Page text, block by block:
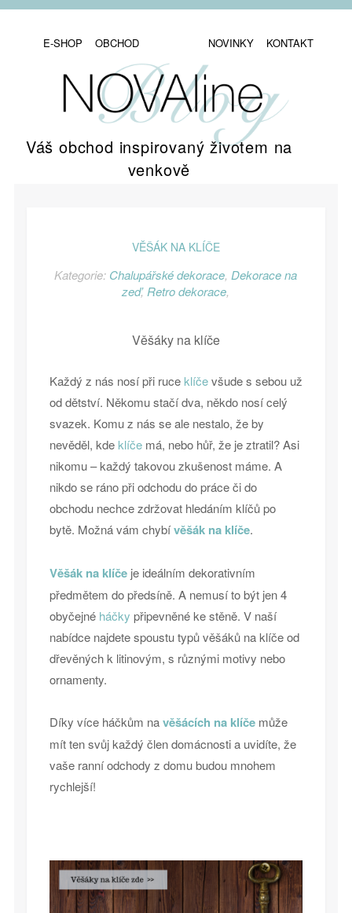
E-SHOP OBCHOD NOVINKY KONTAKT
Váš obchod inspirovaný životem na
venkově
VĚŠÁK NA KLÍČE
Kategorie: Chalupářské dekorace, Dekorace na
zeď, Retro dekorace,
Věšáky na klíče
Každý z nás nosí při ruce klíčevšude s sebou už
od dětství. Někomu stačí dva, někdo nosí celý
svazek. Komu z nás se ale nestalo, že by
nevěděl, kde klíčemá, nebo hůř, že je ztratil? Asi
nikomu – každý takovou zkušenost máme. A
nikdo se ráno při odchodu do práce či do
obchodu nechce zdržovat hledáním klíčů po
bytě. Možná vám chybívěšák na klíče.
Věšák na klíčeje ideálním dekorativním
předmětem do předsíně. A nemusí to být jen 4
obyčejné háčky připevněné ke stěně. V naší
nabídce najdete spoustu typů věšáků na klíče od
dřevěných k litinovým, s různými motivy nebo
ornamenty.
Díky více háčkům navěšácích na klíčemůže
mít ten svůj každý člen domácnosti a uvidíte, že
vaše ranní odchody z domu budou mnohem
rychlejší!